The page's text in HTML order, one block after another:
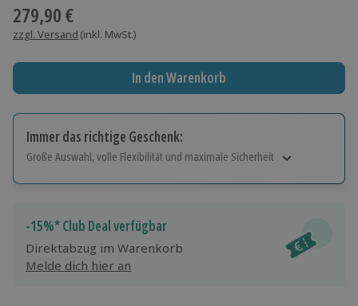
279,90 €
zzgl. Versand (inkl. MwSt.)
In den Warenkorb
Immer das richtige Geschenk:
Große Auswahl, volle Flexibilität und maximale Sicherheit
Jeder Gutschein für alle Erlebnisse einlösbar.
Maximale Sicherheit
3 Jahre gültig & verlängerbar.
-15%* Club Deal verfügbar
Direktabzug im Warenkorb
Melde dich hier an